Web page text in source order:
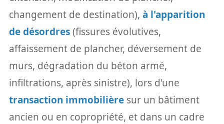
changement de destination), à l'apparition
de désordres(fissures évolutives,
affaissement de plancher, déversement de
murs, dégradation du béton armé,
infiltrations, après sinistre), lors d'une
transaction immobilièresur un bâtiment
ancien ou en copropriété, et dans un cadre